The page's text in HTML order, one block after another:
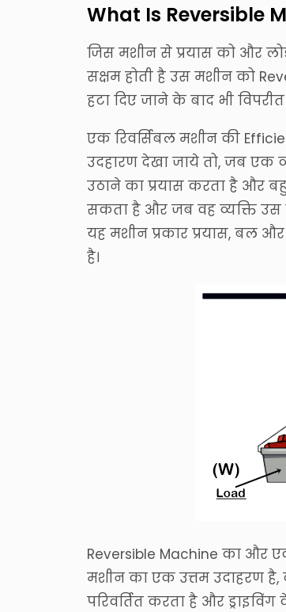
What Is Reversible
जिस मशीन से प्रयास को और
सक्षम होती है उस मशीन को
हटा दिए जाने के बाद भी
एक रिवर्सिबल मशीन की
उदहारण देखा जाये तो, जब एक
उठाने का प्रयास करता है और
सकता है और जब वह व्यक्ति उस
यह मशीन प्रकार प्रयास, बल
है।
Reversible Machine का और
मशीन का एक उत्तम उदाहरण है,
परिवर्तित करता है और ड्राइविंग